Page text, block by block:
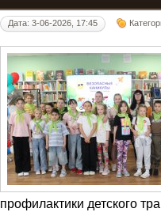
Дата: 3-06-2026, 17:45
профилактики детского